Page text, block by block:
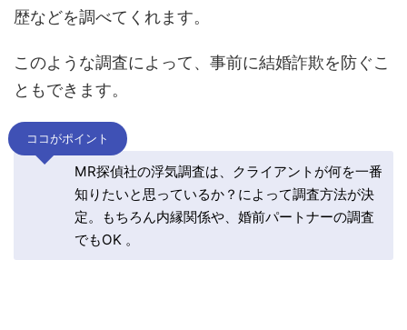
歴などを調べてくれます。
このような調査によって、事前に結婚詐欺を防ぐこ
ともできます。
ココがポイント
MR探偵社の浮気調査は、クライアントが何を一番
知りたいと思っているか？によって調査方法が決
定。もちろん内縁関係や、婚前パートナーの調査
でもOK 。